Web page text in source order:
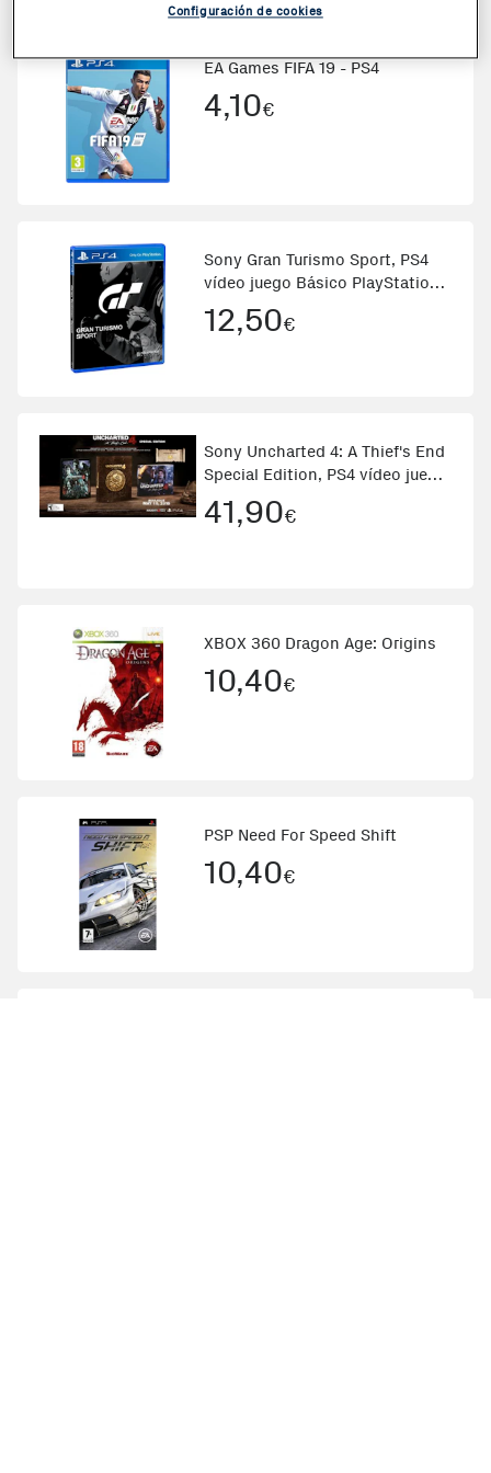
EA Games FIFA 19 - PS4
4,10€
Sony Gran Turismo Sport, PS4
vídeo juego Básico PlayStation
4 Español
12,50€
Sony Uncharted 4: A Thief's End
Special Edition, PS4 vídeo juego
PlayStation 4 Básico Español
41,90€
XBOX 360 Dragon Age: Origins
10,40€
PSP Need For Speed Shift
10,40€
Configuración de cookies